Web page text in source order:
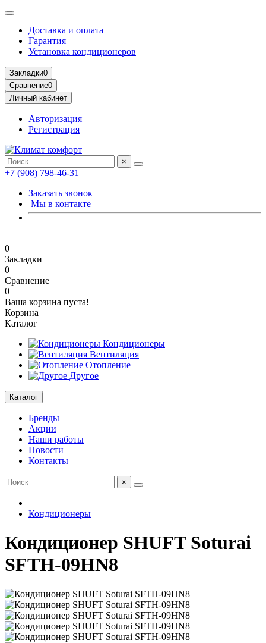
Доставка и оплата
Гарантия
Установка кондиционеров
Закладки0
Сравнение0
Личный кабинет
Авторизация
Регистрация
×
+7 (908) 798-46-31
Заказать звонок
Мы в контакте
0
Закладки
0
Сравнение
0
Ваша корзина пуста!
Корзина
Каталог
Кондиционеры
Вентиляция
Отопление
Другое
Каталог
Бренды
Акции
Наши работы
Новости
Контакты
×
Кондиционеры
Кондиционер SHUFT Soturai
SFTH-09HN8